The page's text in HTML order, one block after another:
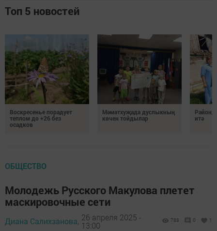
Топ 5 новостей
Воскресенье порадует
теплом до +26 без
осадков
Мәмәтхуҗада дуслыкның
көчен тойдылар
итә
ОБЩЕСТВО
Молодежь Русского Макулова плетет
маскировочные сети
Диана Салихзанова, 26 апреля 2025 -
13:00
788 0 1